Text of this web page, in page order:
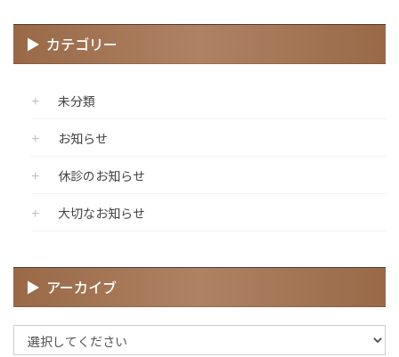
カテゴリー
未分類
お知らせ
休診のお知らせ
大切なお知らせ
アーカイブ